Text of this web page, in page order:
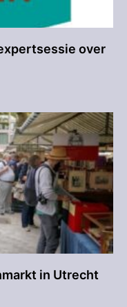
over
in Utrecht